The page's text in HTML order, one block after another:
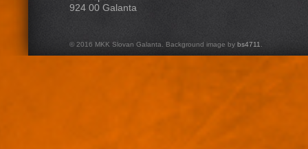
924 00 Galanta
© 2016 MKK Slovan Galanta. Background image by bs4711